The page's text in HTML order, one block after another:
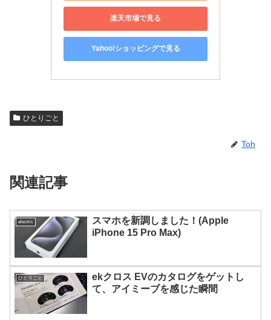
楽天市場で見る
Yahoo!ショッピングで見る
ひとりごと
Toh
関連記事
electric
スマホを新調しました！(Apple
iPhone 15 Pro Max)
ひとりごと
ekクロス EVのカタログをゲットし
て、アイミーブを感じた瞬間